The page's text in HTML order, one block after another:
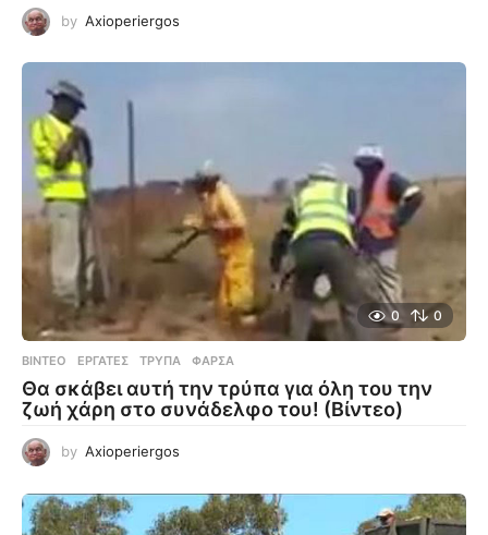
by Axioperiergos
0 0
ΒΊΝΤΕΟ ΕΡΓΆΤΕΣ ,ΤΡΎΠΑ ,ΦΆΡΣΑ
Θα σκάβει αυτή την τρύπα για όλη του την
ζωή χάρη στο συνάδελφο του! (Βίντεο)
by Axioperiergos